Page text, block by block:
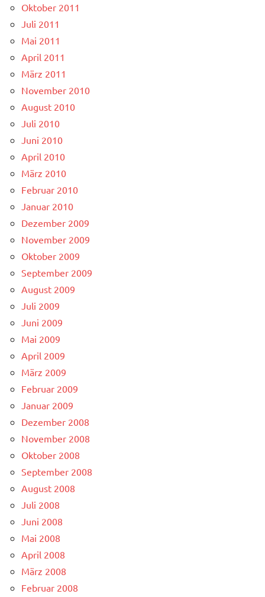
Oktober 2011
Juli 2011
Mai 2011
April 2011
März 2011
November 2010
August 2010
Juli 2010
Juni 2010
April 2010
März 2010
Februar 2010
Januar 2010
Dezember 2009
November 2009
Oktober 2009
September 2009
August 2009
Juli 2009
Juni 2009
Mai 2009
April 2009
März 2009
Februar 2009
Januar 2009
Dezember 2008
November 2008
Oktober 2008
September 2008
August 2008
Juli 2008
Juni 2008
Mai 2008
April 2008
März 2008
Februar 2008